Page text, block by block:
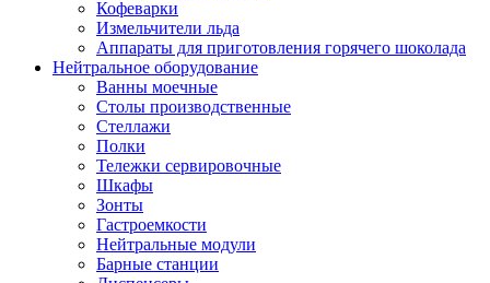
Кофеварки
Измельчители льда
Аппараты для приготовления горячего шоколада
Нейтральное оборудование
Ванны моечные
Столы производственные
Стеллажи
Полки
Тележки сервировочные
Шкафы
Зонты
Гастроемкости
Нейтральные модули
Барные станции